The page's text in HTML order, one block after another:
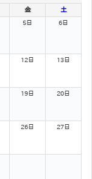
金 土
5日 6日
12日 13日
19日 20日
26日 27日